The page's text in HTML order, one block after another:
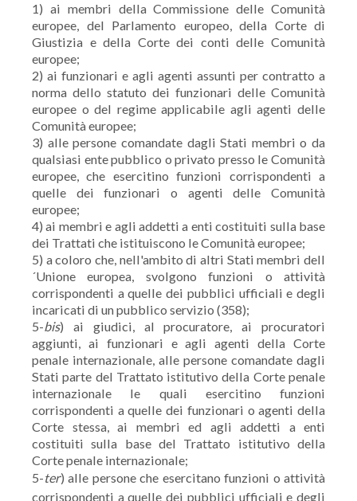
1) ai membri della Commissione delle Comunità
europee, del Parlamento europeo, della Corte di
Giustizia e della Corte dei conti delle Comunità
europee;
2) ai funzionari e agli agenti assunti per contratto a
norma dello statuto dei funzionari delle Comunità
europee o del regime applicabile agli agenti delle
Comunità europee;
3) alle persone comandate dagli Stati membri o da
qualsiasi ente pubblico o privato presso le Comunità
europee, che esercitino funzioni corrispondenti a
quelle dei funzionari o agenti delle Comunità
europee;
4) ai membri e agli addetti a enti costituiti sulla base
dei Trattati che istituiscono le Comunità europee;
5) a coloro che, nell'ambito di altri Stati membri dell
´Unione europea, svolgono funzioni o attività
corrispondenti a quelle dei pubblici ufficiali e degli
incaricati di un pubblico servizio (358);
5-bis) ai giudici, al procuratore, ai procuratori
aggiunti, ai funzionari e agli agenti della Corte
penale internazionale, alle persone comandate dagli
Stati parte del Trattato istitutivo della Corte penale
internazionale le quali esercitino funzioni
corrispondenti a quelle dei funzionari o agenti della
Corte stessa, ai membri ed agli addetti a enti
costituiti sulla base del Trattato istitutivo della
Corte penale internazionale;
5-ter) alle persone che esercitano funzioni o attività
corrispondenti a quelle dei pubblici ufficiali e degli